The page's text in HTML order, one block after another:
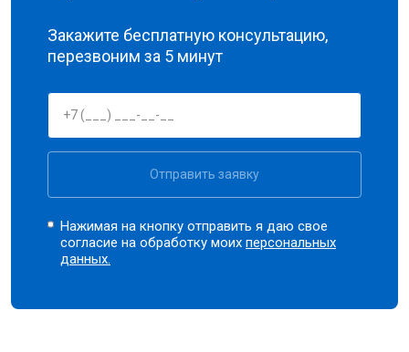
Закажите бесплатную консультацию,
перезвоним за 5 минут
Отправить заявку
Нажимая на кнопку отправить я даю свое
согласие на обработку моихперсональных
данных.